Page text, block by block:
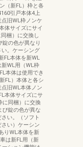
（新FL）枠と各
引戸本体4上
旧WL枠ノンケ
体サイズにサイ
梱）に交換し
錠の色が異なり
。ケーシング
FL本体を新WL
WL用（WL枠
本体は使用でき
FL）本体と各シ
旧WL本体ノン
本体サイズにサ
に同梱）に交換
び錠の色が異な
い。（ソフト
い）ケーシン
りWL本体を新
は新FL用（新